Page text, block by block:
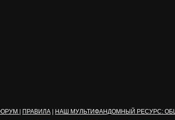
ПРАВИЛА
НАШ МУЛЬТИФАНДОМНЫЙ РЕСУРС: